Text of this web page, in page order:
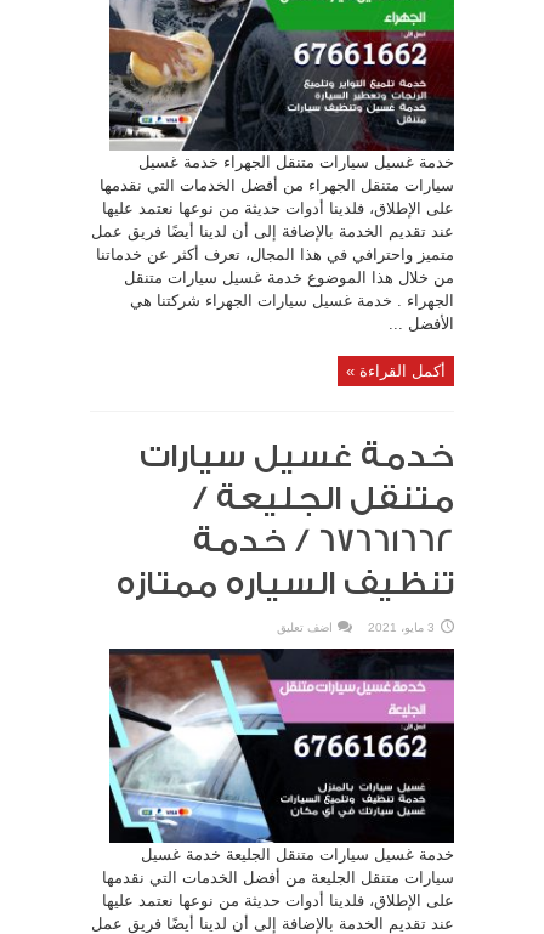
خدمة غسيل سيارات متنقل الجهراء خدمة غسيل
سيارات متنقل الجهراء من أفضل الخدمات التي نقدمها
على الإطلاق، فلدينا أدوات حديثة من نوعها نعتمد عليها
عند تقديم الخدمة بالإضافة إلى أن لدينا أيضًا فريق عمل
متميز واحترافي في هذا المجال، تعرف أكثر عن خدماتنا
من خلال هذا الموضوع خدمة غسيل سيارات متنقل
الجهراء . خدمة غسيل سيارات الجهراء شركتنا هي
الأفضل ...
أكمل القراءة »
خدمة غسيل سيارات
متنقل الجليعة /
67661662 / خدمة
تنظيف السياره ممتازه
3 مايو، 2021 اضف تعليق
خدمة غسيل سيارات متنقل الجليعة خدمة غسيل
سيارات متنقل الجليعة من أفضل الخدمات التي نقدمها
على الإطلاق، فلدينا أدوات حديثة من نوعها نعتمد عليها
عند تقديم الخدمة بالإضافة إلى أن لدينا أيضًا فريق عمل